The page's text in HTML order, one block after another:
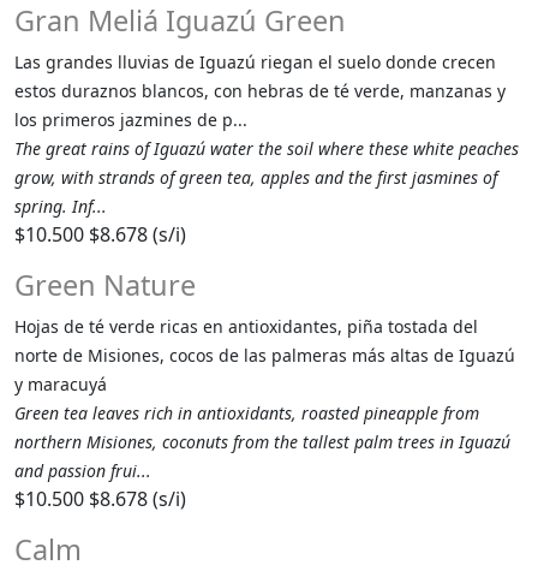
Gran Meliá Iguazú Green
Las grandes lluvias de Iguazú riegan el suelo donde crecen
estos duraznos blancos, con hebras de té verde, manzanas y
los primeros jazmines de p...
The great rains of Iguazú water the soil where these white peaches
grow, with strands of green tea, apples and the first jasmines of
spring. Inf...
$10.500 $8.678 (s/i)
Green Nature
Hojas de té verde ricas en antioxidantes, piña tostada del
norte de Misiones, cocos de las palmeras más altas de Iguazú
y maracuyá
Green tea leaves rich in antioxidants, roasted pineapple from
northern Misiones, coconuts from the tallest palm trees in Iguazú
and passion frui...
$10.500 $8.678 (s/i)
Calm